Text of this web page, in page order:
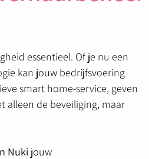
essentieel. Of je nu een
kan jouw bedrijfsvoering
smart home-service, geven
alleen de beveiliging, maar
Nuki jouw